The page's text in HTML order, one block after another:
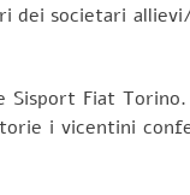
societari
Sisport Fiat
i vicentini